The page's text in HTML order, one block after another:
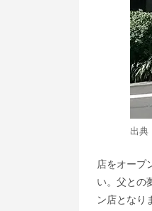
出典
店をオープ
い。父との
ン店となり